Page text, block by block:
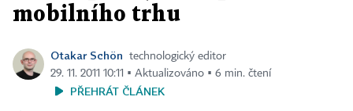
mobilního trhu
Otakar Schön
technologický editor
29. 11. 2011 10:11 ▪ Aktualizováno ▪ 6 min. čtení
PŘEHRÁT ČLÁNEK